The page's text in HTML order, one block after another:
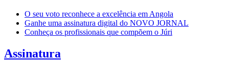
O seu voto reconhece a excelência em Angola
Ganhe uma assinatura digital do NOVO JORNAL
Conheça os profissionais que compõem o Júri
Assinatura